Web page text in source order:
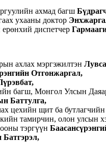
ахмад багш
ухааны доктор
диспетчер
ахлах мэргэжилтэн
Отгонжаргал,
багш, Монгол Улсын
Баттулга,
цехийн щит ба
тамирчин, олон улсын
тэргүүн